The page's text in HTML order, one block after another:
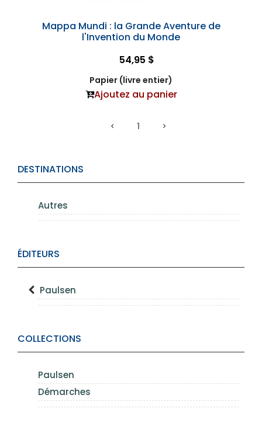
DESTINATIONS
Autres
ÉDITEURS
Paulsen
COLLECTIONS
Paulsen
Démarches
Mappa Mundi : la Grande Aventure de
l'Invention du Monde
54,95 $
Papier (livre entier)
Ajoutez au panier
1